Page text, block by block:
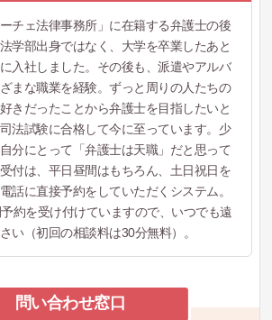
チェ法律事務所」に在籍する弁護士の後
学部出身ではなく、大学を卒業したあと
入社しました。その後も、派遣やアルバ
まな職業を経験。ずっと周りの人たちの
きだったことから弁護士を目指したいと
法試験に合格して今に至っています。少
分にとって「弁護士は天職」だと思って
付は、平日昼間はもちろん、土日祝日を
話に直接予約をしていただくシステム。
約を受け付けていますので、いつでも遠
い（初回の相談料は30分無料）。
問い合わせ窓口